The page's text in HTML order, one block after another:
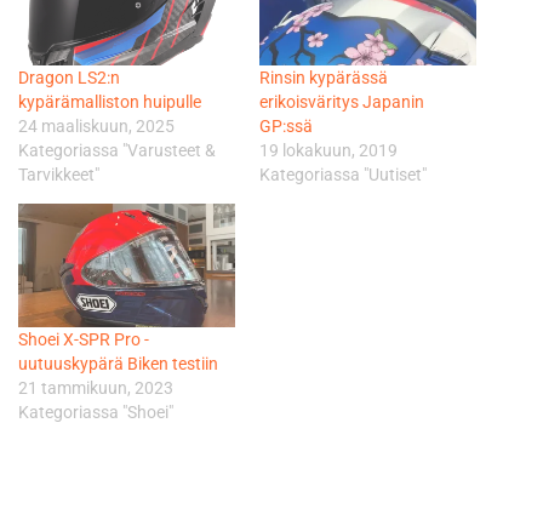
Dragon LS2:n
kypärämalliston huipulle
24 maaliskuun, 2025
Kategoriassa "Varusteet &
Tarvikkeet"
Rinsin kypärässä
erikoisväritys Japanin
GP:ssä
19 lokakuun, 2019
Kategoriassa "Uutiset"
Shoei X-SPR Pro -
uutuuskypärä Biken testiin
21 tammikuun, 2023
Kategoriassa "Shoei"